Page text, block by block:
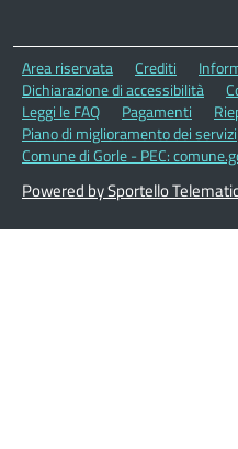
Area riservata Crediti
Dichiarazione di accessibilità
Leggi le FAQ
Pagamenti
Piano di miglioramento dei servizi
Comune di Gorle - PEC:
Powered by Sportello